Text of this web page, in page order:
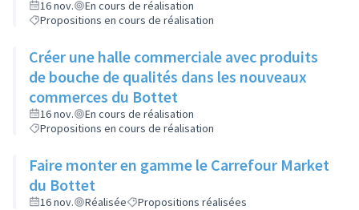
16 nov.
En cours de réalisation
Propositions en cours de réalisation
Créer une halle commerciale avec produits
de bouche de qualités dans les nouveaux
commerces du Bottet
16 nov.
En cours de réalisation
Propositions en cours de réalisation
Faire monter en gamme le Carrefour Market
du Bottet
16 nov. Réalisée Propositions réalisées